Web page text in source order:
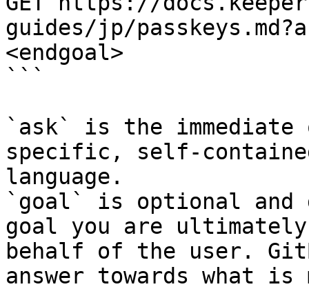
guides/jp/
<endgoal>
```
`ask` is the
specific, self-
language.
`goal` is optional and
goal you are
behalf of the user.
answer towards what